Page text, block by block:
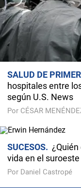
SALUD DE
hospitales entre
según U.S. News
Por CÉSAR
SUCESOS
vida en el
Por Daniel Castropé